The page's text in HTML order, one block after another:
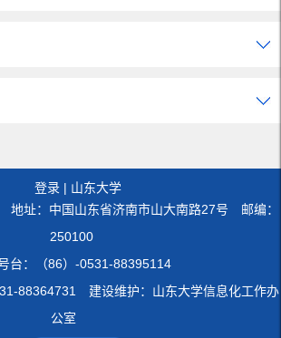
登录 | 山东大学
址：中国山东省济南市山大南路27号 邮编：
250100
台：（86）-0531-88395114
88364731 建设维护：山东大学信息化工作办
公室